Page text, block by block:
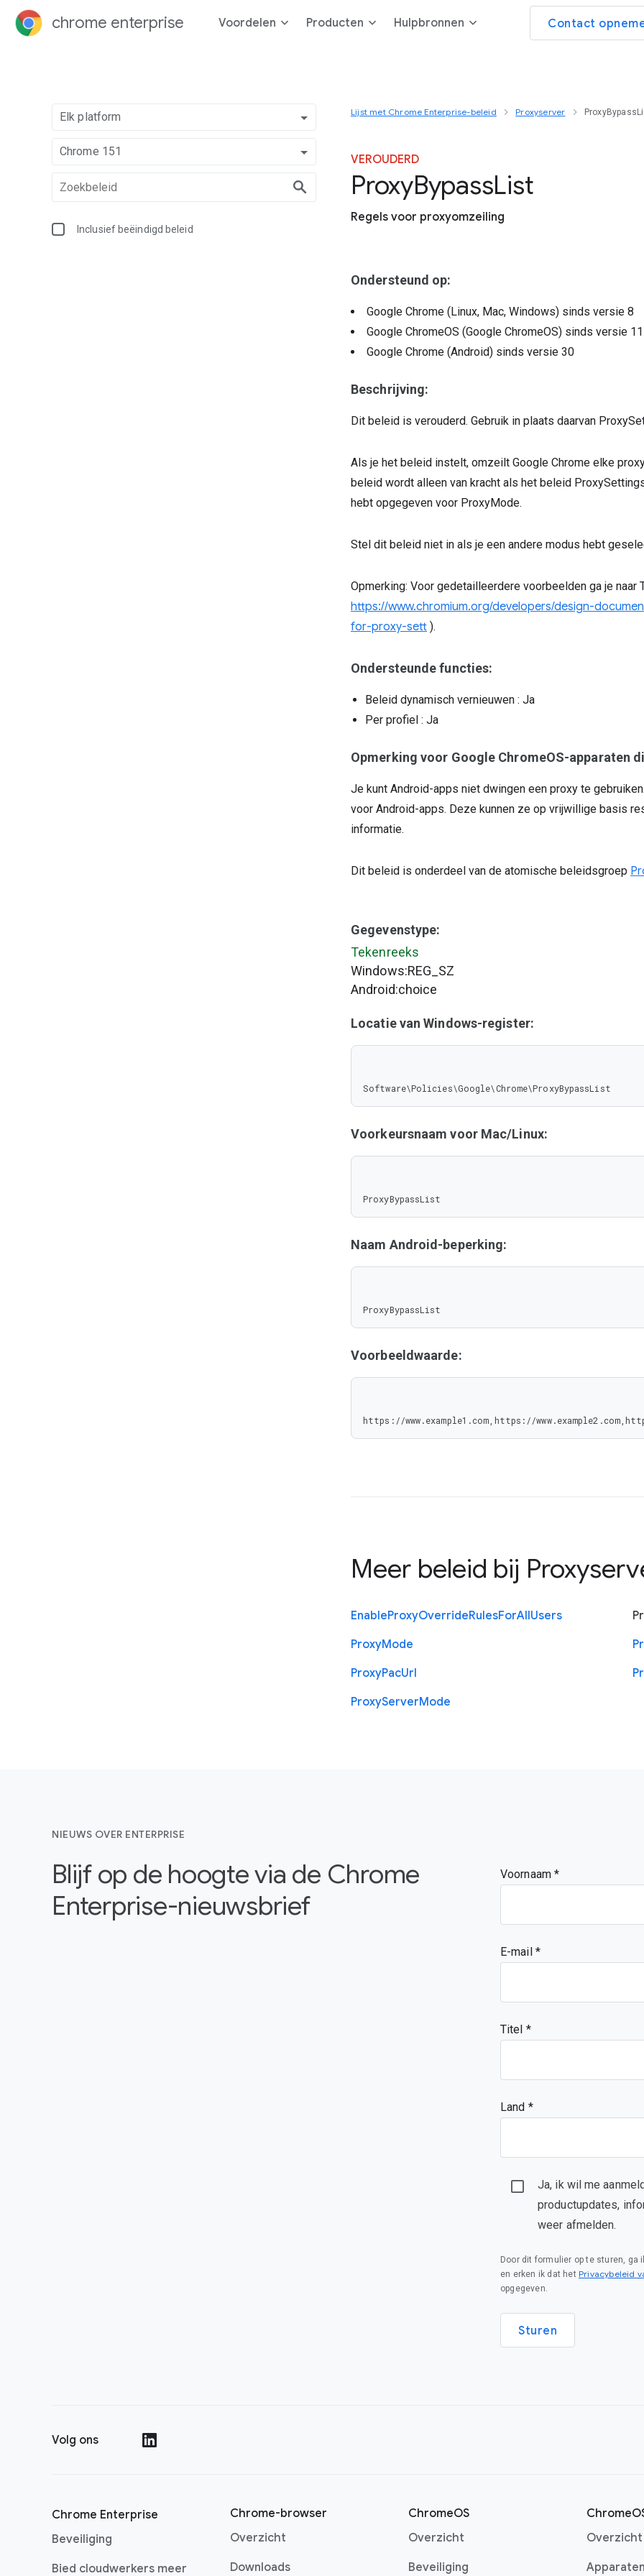
chrome enterprise Voordelen Producten Hulpbronnen Contact
Elk platform
Chrome 151
Inclusief beëindigd beleid
Lijst met Chrome Enterprise-beleid Proxyserver
VEROUDERD
ProxyBypassList
Regels voor proxyomzeiling
Ondersteund op:
Google Chrome (Linux, Mac, Windows) sinds versie 8
Google ChromeOS (Google ChromeOS) sinds versie 11
Google Chrome (Android) sinds versie 30
Beschrijving:
Dit beleid is verouderd. Gebruik in plaats daarvan
Als je het beleid instelt, omzeilt Google Chrome elke
beleid wordt alleen van kracht als het beleid
hebt opgegeven voor ProxyMode.
Stel dit beleid niet in als je een andere modus hebt
Opmerking: Voor gedetailleerdere voorbeelden ga je naar
https://www.chromium.org/developers/design-
for-proxy-sett ).
Ondersteunde functies:
Beleid dynamisch vernieuwen : Ja
Per profiel : Ja
Opmerking voor Google ChromeOS-apparaten
Je kunt Android-apps niet dwingen een proxy te
voor Android-apps. Deze kunnen ze op vrijwillige basis
informatie.
Dit beleid is onderdeel van de atomische beleidsgroep
Gegevenstype:
Tekenreeks
Windows:REG_SZ
Android:choice
Locatie van Windows-register:
Software\Policies\Google\Chrome\ProxyBypassList
Voorkeursnaam voor Mac/Linux:
ProxyBypassList
Naam Android-beperking:
ProxyBypassList
Voorbeeldwaarde:
https://www.example1.com,https://
Meer beleid bij
EnableProxyOverrideRulesForAllUsers
ProxyMode
ProxyPacUrl
ProxyServerMode
NIEUWS OVER ENTERPRISE
Blijf op de hoogte via de Chrome
Enterprise-nieuwsbrief
Voornaam
E-mail
Titel
Land *
Ja, ik wil me
productupdates,
weer afmelden.
Door dit formulier op te sturen,
en erken ik dat het Privacybeleid
opgegeven.
Sturen
Volg ons
Chrome Enterprise
Beveiliging
Bied cloudwerkers meer
Chrome-browser
Overzicht
Downloads
ChromeOS
Overzicht
Beveiliging
Overzicht
Apparaten